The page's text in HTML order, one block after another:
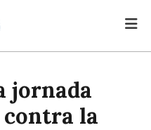
jornada
contra la